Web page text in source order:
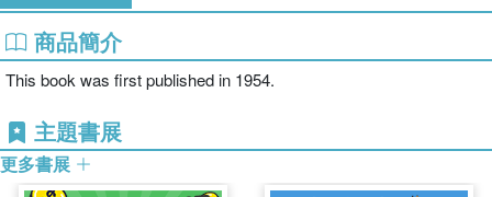
商品簡介
This book was first published in 1954.
主題書展
更多書展